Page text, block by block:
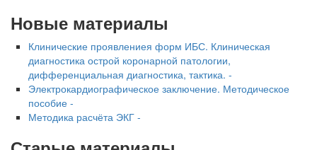
Новые материалы
Клинические проявлениея форм ИБС. Клиническая
диагностика острой коронарной патологии,
дифференциальная диагностика, тактика. -
Электрокардиографическое заключение. Методическое
пособие -
Методика расчёта ЭКГ -